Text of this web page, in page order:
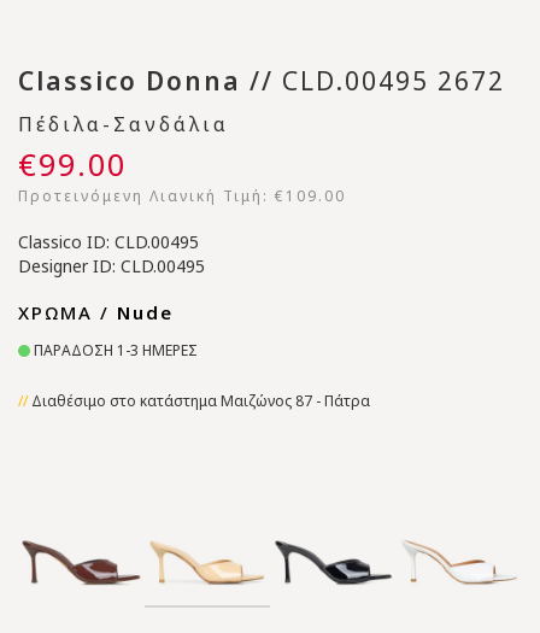
Classico Donna // CLD.00495 2672
Πέδιλα-Σανδάλια
€99.00
Προτεινόμενη Λιανική Τιμή: €109.00
Classico ID: CLD.00495
Designer ID: CLD.00495
ΧΡΩΜΑ / Nude
ΠΑΡΑΔΟΣΗ 1-3 ΗΜΕΡΕΣ
Διαθέσιμο στο κατάστημα Μαιζώνος 87 - Πάτρα